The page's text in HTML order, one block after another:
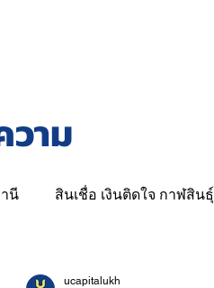
าม
นี สินเชื่อ เงินติดใจ กาฬสินธุ์
ucapitalukh